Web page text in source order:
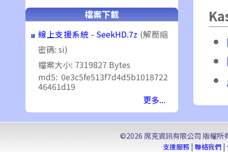
檔案下載
線上支援系統 - SeekHD.7z (解壓縮
密碼: si)
檔案大小: 7319827 Bytes
md5: 0e3c5fe513f7d4d5b1018722
46461d19
更多...
©2026 席克資訊有限公司 版權
支援服務 | 聯絡我們 |